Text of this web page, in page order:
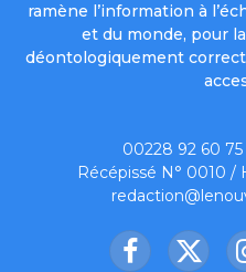
ramène l’information à
et du monde, pour
déontologiquement
00228 92 60
Récépissé N° 0010 /
Facebook
X